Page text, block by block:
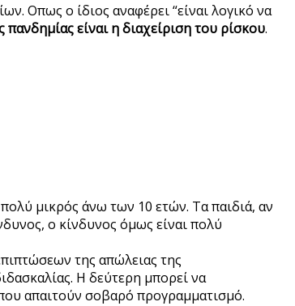
Οπως ο ίδιος αναφέρει “είναι λογικό να
πανδημίας είναι η διαχείριση του ρίσκου.
μικρός άνω των 10 ετών. Tα παιδιά, αν
ο κίνδυνος όμως είναι πολύ
της απώλειας της
Η δεύτερη μπορεί να
απαιτούν σοβαρό προγραμματισμό.